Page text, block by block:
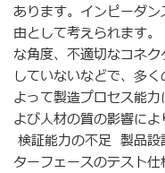
あります。インピーダ
由として考えられます
な角度、不適切なコネ
していないなどで、多
よって製造プロセス能
よび人材の質の影響によ
検証能力の不足 製品設
ターフェースのテスト